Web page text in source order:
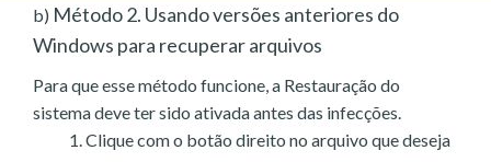
b) Método 2. Usando versões anteriores do
Windows para recuperar arquivos
Para que esse método funcione, a Restauração do
sistema deve ter sido ativada antes das infecções.
Clique com o botão direito no arquivo que deseja